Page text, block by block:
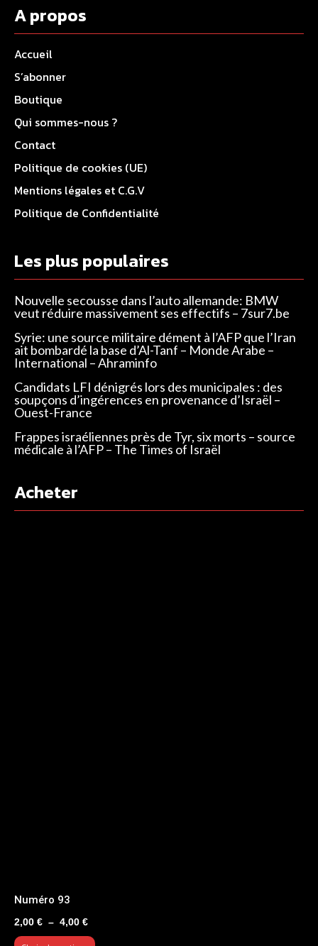
A propos
Accueil
S’abonner
Boutique
Qui sommes-nous ?
Contact
Politique de cookies (UE)
Mentions légales et C.G.V
Politique de Confidentialité
Les plus populaires
Nouvelle secousse dans l’auto allemande: BMW
veut réduire massivement ses effectifs – 7sur7.be
Syrie: une source militaire dément à l’AFP que l’Iran
ait bombardé la base d’Al-Tanf – Monde Arabe –
International – Ahraminfo
Candidats LFI dénigrés lors des municipales : des
soupçons d’ingérences en provenance d’Israël –
Ouest-France
Frappes israéliennes près de Tyr, six morts – source
médicale à l’AFP – The Times of Israël
Acheter
Numéro 93
2,00 € – 4,00 €Plage
de